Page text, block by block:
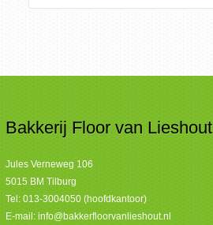
Bakkerij Floor van Lieshout
Jules Verneweg 106
5015 BM Tilburg
Tel: 013-3004050 (hoofdkantoor)
E-mail: info@bakkerfloorvanlieshout.nl